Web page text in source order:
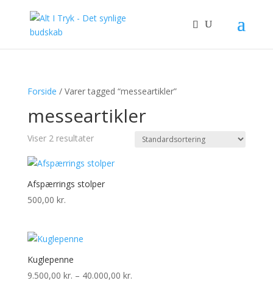
Forside / Varer tagged “messeartikler”
messeartikler
Viser 2 resultater
Afspærrings stolper
500,00 kr.
Kuglepenne
9.500,00 kr. – 40.000,00 kr.